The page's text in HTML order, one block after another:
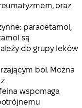
oraz
paracetamol,
są
do grupy leków
ból. Można
wspomaga